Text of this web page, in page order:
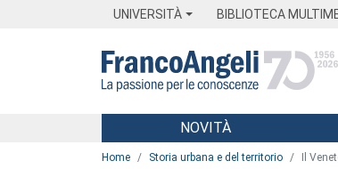
UNIVERSITÀ BIBLIOTECA
Menu
NOVITÀ
Home Storia urbana e del territorio Il